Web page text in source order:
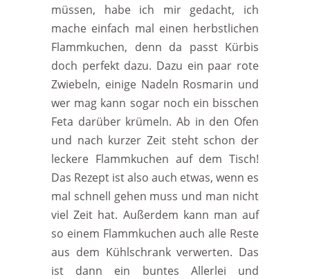
müssen, habe ich mir gedacht, ich
mache einfach mal einen herbstlichen
Flammkuchen, denn da passt Kürbis
doch perfekt dazu. Dazu ein paar rote
Zwiebeln, einige Nadeln Rosmarin und
wer mag kann sogar noch ein bisschen
Feta darüber krümeln. Ab in den Ofen
und nach kurzer Zeit steht schon der
leckere Flammkuchen auf dem Tisch!
Das Rezept ist also auch etwas, wenn es
mal schnell gehen muss und man nicht
viel Zeit hat. Außerdem kann man auf
so einem Flammkuchen auch alle Reste
aus dem Kühlschrank verwerten. Das
ist dann ein buntes Allerlei und